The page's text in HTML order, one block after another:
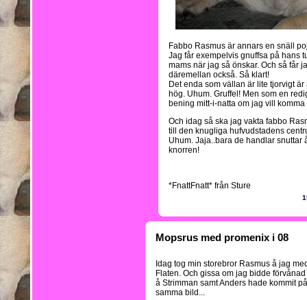
Fabbo Rasmus är annars en snäll
Jag får exempelvis gnuffsa på hans
mams när jag så önskar. Och så får
däremellan också. Så klart!
Det enda som vällan är lite tjorvigt
hög. Uhum. Gruffel! Men som en
bening mitt-i-natta om jag vill
Och idag så ska jag vakta fabbo
till den knugliga hufvudstadens
Uhum. Jaja..bara de handlar snuttar
knorren!
*FnattFnatt* från Sture
Mopsrus med promenix i 08
Idag tog min storebror Rasmus å jag
Flaten. Och gissa om jag bidde
å Strimman samt Anders hade kommit
samma bild...